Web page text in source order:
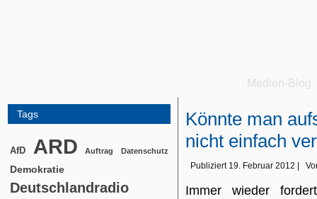
Medien-Blog
Tags
AfD ARD Auftrag Datenschutz
Demokratie
Deutschlandradio
Könnte man
nicht einfach
Publiziert 19. Februar 2012
Immer wieder